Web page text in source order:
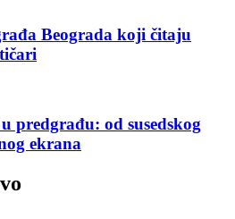
Beograda koji čitaju
predgrađu: od susedskog
ekrana